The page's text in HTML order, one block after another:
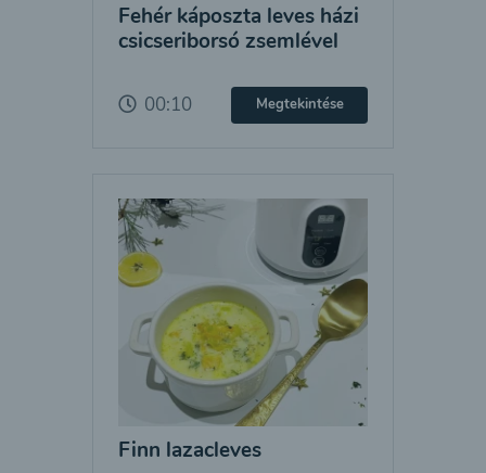
Fehér káposzta leves házi
csicseriborsó zsemlével
00:10 Megtekintése
Finn lazacleves